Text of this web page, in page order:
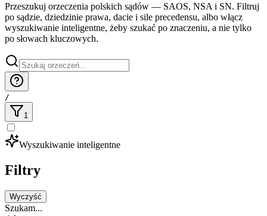
Przeszukuj orzeczenia polskich sądów — SAOS, NSA i SN. Filtruj
po sądzie, dziedzinie prawa, dacie i sile precedensu, albo włącz
wyszukiwanie inteligentne, żeby szukać po znaczeniu, a nie tylko
po słowach kluczowych.
/
1
Wyszukiwanie inteligentne
Filtry
Wyczyść
Szukam...